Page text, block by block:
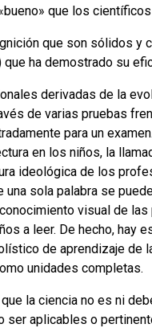
que los
que son sólidos y
ha demostrado su
derivadas de la
de varias pruebas
para un
en los niños, la
ideológica de los
sola palabra se
visual de
a leer. De hecho, hay
de aprendizaje de
unidades completas.
la ciencia no es ni
ser aplicables o